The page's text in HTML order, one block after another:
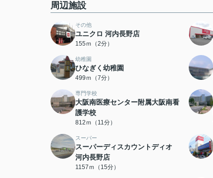
周辺施設
その他
ユニクロ 河内長野店
155ｍ（2分）
幼稚園
ひなぎく幼稚園
499ｍ（7分）
専門学校
大阪南医療センター附属大阪南看
護学校
812ｍ（11分）
スーパー
スーパーディスカウントディオ
河内長野店
1157ｍ（15分）